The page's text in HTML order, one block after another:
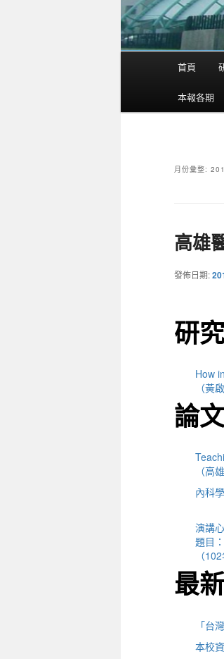
選
首頁
本報各期
月份彙整:
高雄
發佈日期:
研
How
（黃
論
（高
內科
演講
題目
（
最
「台
本校